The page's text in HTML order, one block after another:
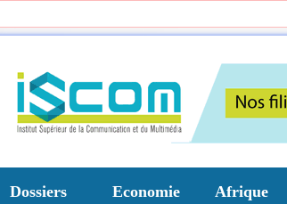
Dossiers Economie Afrique